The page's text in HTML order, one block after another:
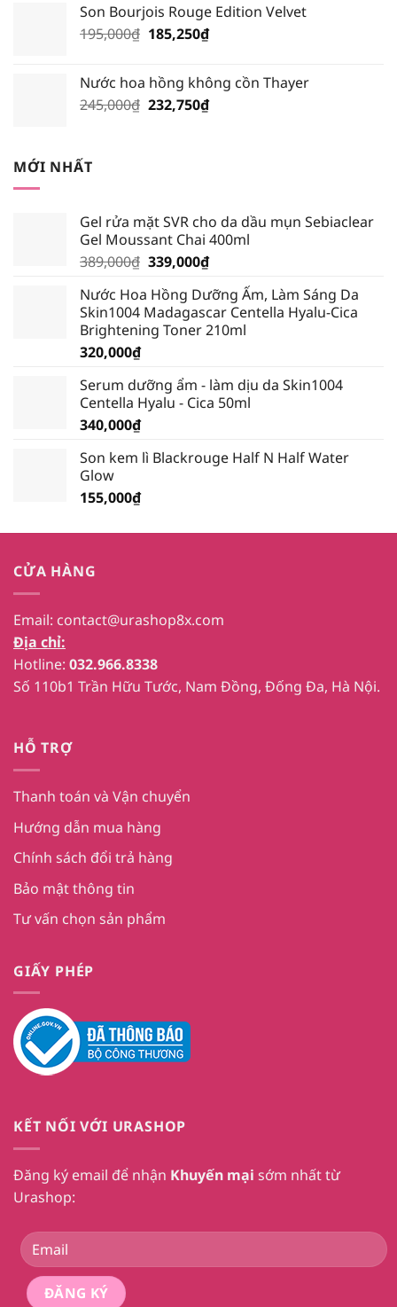
là:
210,000₫.
tại
là:
Son Bourjois Rouge Edition Velvet
195,000₫ Giá
195,000₫.
185,250₫Giá
là:
185,250₫.
Nước hoa hồng không cồn Thayer
245,000₫ Giá
232,750₫Giá
MỚI NHẤT
Gel rửa mặt SVR cho da dầu mụn Sebiaclear
Gel Moussant Chai 400ml
389,000₫ Giá
là:
389,000₫.
339,000₫Giá
tại
là:
339,000₫.
Nước Hoa Hồng Dưỡng Ẩm, Làm Sáng Da
Skin1004 Madagascar Centella Hyalu-Cica
Brightening Toner 210ml
320,000₫
Serum dưỡng ẩm - làm dịu da Skin1004
Centella Hyalu - Cica 50ml
340,000₫
Son kem lì Blackrouge Half N Half Water
Glow
155,000₫
CỬA HÀNG
Email: contact@urashop8x.com
Địa chỉ:
Hotline: 032.966.8338
Số 110b1 Trần Hữu Tước, Nam Đồng, Đống Đa, Hà Nội.
HỖ TRỢ
Thanh toán và Vận chuyển
Hướng dẫn mua hàng
Chính sách đổi trả hàng
Bảo mật thông tin
Tư vấn chọn sản phẩm
GIẤY PHÉP
KẾT NỐI VỚI URASHOP
Đăng ký email để nhận Khuyến mại sớm nhất từ
Urashop: